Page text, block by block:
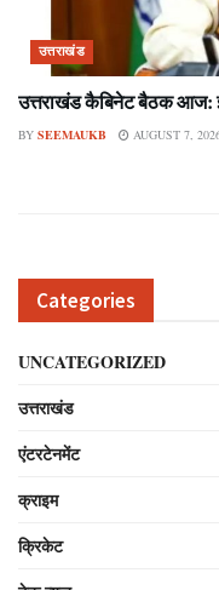
उत्तराखंड
उत्तराखंड कैबिनेट बैठक आज:
BY SEEMAUKB AUGUST 7,
Categories
UNCATEGORIZED
उत्तराखंड
एंटरटेनमेंट
क्राइम
क्रिकेट